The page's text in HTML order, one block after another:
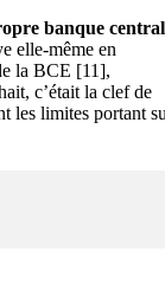
banque
elle-même en
la BCE [11],
c’était la clef de
les limites portant